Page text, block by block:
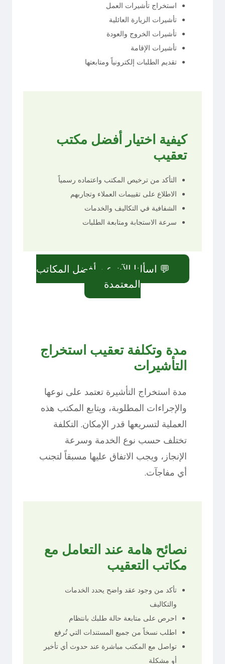
استخراج تأشيرات العمل
تأشيرات الزيارة العائلية
تأشيرات الخروج والعودة
تأشيرات الإقامة
تقديم الطلبات إلكترونياً ومتابعتها
كيفية اختيار أفضل مكتب
تعقيب
التأكد من ترخيص المكتب واعتماده رسمياً
الاطلاع على تقييمات العملاء وتجاربهم
الشفافية في التكاليف والخدمات
سرعة الاستجابة ومتابعة الطلبات
💬 اسألنا الآن عن أفضل المكاتب
المعتمدة
مدة وتكلفة تعقيب استخراج
التأشيرات
مدة استخراج التأشيرة تعتمد على نوعها
والإجراءات المطلوبة، ويتابع المكتب هذه
العملية لتسريعها قدر الإمكان. التكلفة
تختلف حسب نوع الخدمة وسرعة
الإنجاز، ويجب الاتفاق عليها مسبقاً لتجنب
أي مفاجآت.
نصائح هامة عند التعامل مع
مكاتب التعقيب
تأكد من وجود عقد واضح يحدد الخدمات
والتكاليف
احرص على متابعة حالة طلبك بانتظام
اطلب نسخاً من جميع المستندات التي تُرفع
تواصل مع المكتب مباشرة عند حدوث أي تأخير
أو مشكلة